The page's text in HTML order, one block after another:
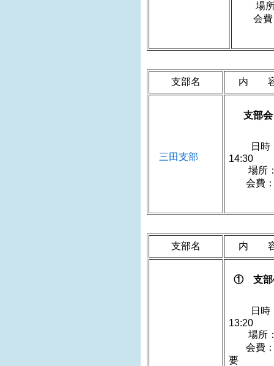
場所
会
支部名 内
三田支部
支部会
日時
場所：
会
支部名 内
① 支部
日時
場所：
会費